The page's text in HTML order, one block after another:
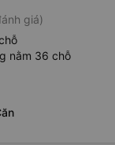
giá)
nằm 36 chỗ